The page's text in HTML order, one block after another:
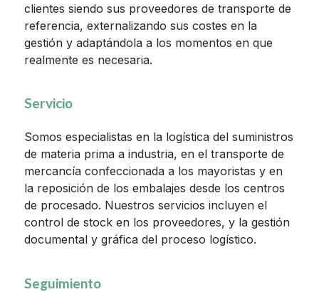
clientes siendo sus proveedores de transporte de
referencia, externalizando sus costes en la
gestión y adaptándola a los momentos en que
realmente es necesaria.
Servicio
Somos especialistas en la logística del suministros
de materia prima a industria, en el transporte de
mercancía confeccionada a los mayoristas y en
la reposición de los embalajes desde los centros
de procesado. Nuestros servicios incluyen el
control de stock en los proveedores, y la gestión
documental y gráfica del proceso logístico.
Seguimiento